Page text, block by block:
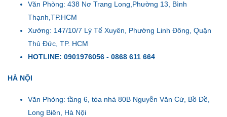
Văn Phòng: 438 Nơ Trang Long,Phường 13, Bình
Thạnh,TP.HCM
Xưởng: 147/10/7 Lý Tế Xuyên, Phường Linh Đông, Quận
Thủ Đức, TP. HCM
HOTLINE: 0901976056 - 0868 611 664
HÀ NỘI
Văn Phòng: tầng 6, tòa nhà 80B Nguyễn Văn Cừ, Bồ Đề,
Long Biên, Hà Nội